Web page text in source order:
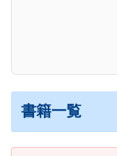
書籍一覧